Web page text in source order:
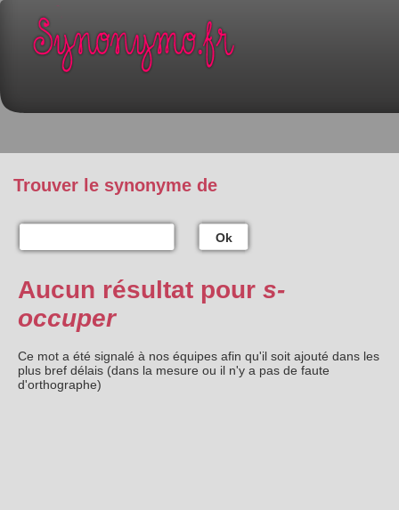
Trouver le synonyme de
Ok
Aucun résultat pour s-
occuper
Ce mot a été signalé à nos équipes afin qu'il soit ajouté dans les
plus bref délais (dans la mesure ou il n'y a pas de faute
d'orthographe)